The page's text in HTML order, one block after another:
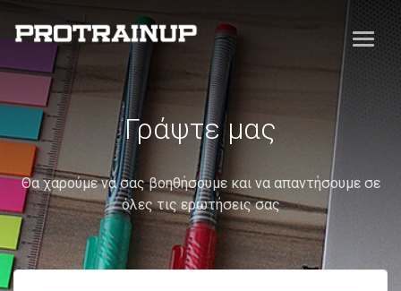
Γράψτε μας
Θα χαρούμε να σας βοηθήσουμε και να απαντήσουμε σε
όλες τις ερωτήσεις σας